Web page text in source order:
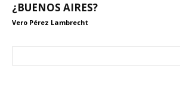
¿BUENOS AIRES?
Vero Pérez Lambrecht